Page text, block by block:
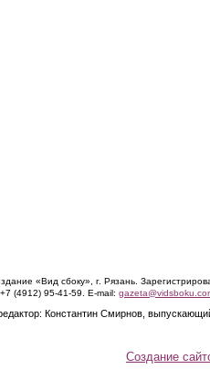
«Вид сбоку», г. Рязань.
(4912) 95-41-59. E-mail:
Константин Смирнов,
Создание